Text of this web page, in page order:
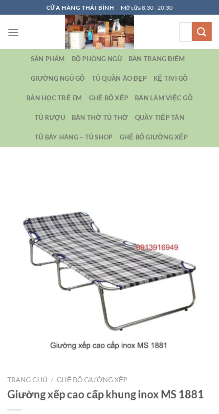
qua
nội
CỬA HÀNG THÁI BÌNH Mở cửa 8:30 - 20:30
SẢN PHẨM BỘ PHÒNG NGỦ BÀN TRANG ĐIỂM
GIƯỜNG NGỦ GỖ TỦ QUẦN ÁO ĐẸP KỆ TIVI GỖ
BẢN HỌC TRẺ EM GHẾ BỐ XẾP BÀN LÀM VIỆC GỖ
TỦ RƯỢU BÀN THỜ TỦ THỜ QUẦY TIẾP TÂN
TỦ BÀY HÀNG – TỦ SHOP GHẾ BỐ GIƯỜNG XẾP
TRANG CHỦ / GHẾ BỐ GIƯỜNG XẾP
Giường xếp cao cấp khung inox MS 1881